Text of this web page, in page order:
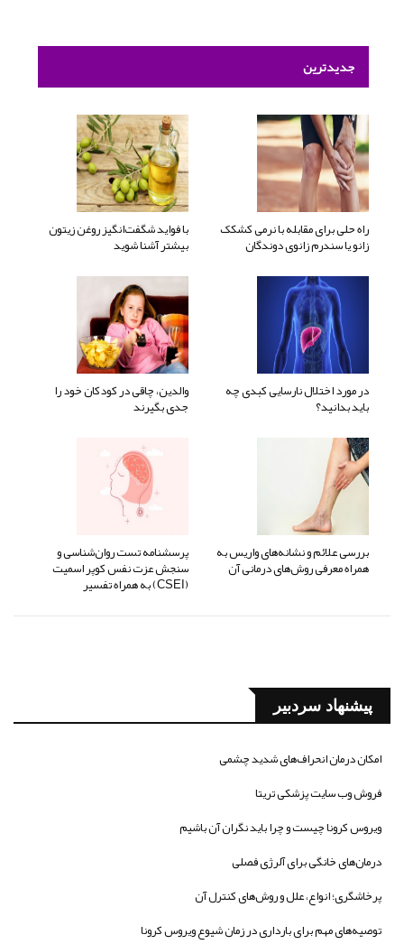
جدیدترین
راه حلی برای مقابله با نرمی کشکک
زانو یا سندرم زانوی دوندگان
با فواید شگفت‌انگیز روغن زیتون
بیشتر آشنا شوید
در مورد اختلال نارسایی کبدی چه
باید بدانید؟
والدین، چاقی در کودکان خود را
جدی بگیرند
بررسی علائم و نشانه‌های واریس به
همراه معرفی روش‌های درمانی آن
پرسشنامه تست روان‌شناسی و
سنجش عزت نفس کوپر اسمیت
(CSEI) به همراه تفسیر
پیشنهاد سردبیر
امکان درمان انحراف‌های شدید چشمی
فروش وب سایت پزشکی تریتا
ویروس کرونا چیست و چرا باید نگران آن باشیم
درمان‌های خانگی برای آلرژی فصلی
پرخاشگری؛ انواع، علل و روش‌های کنترل آن
توصیه‌های مهم برای بارداری در زمان شیوع ویروس کرونا